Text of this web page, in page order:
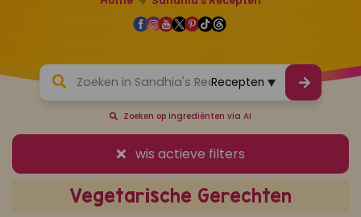
Producten
Mijn kookboek
Zomervakantie 2026
Koop ons bestseller kookboek
Zoeken op ingrediënten via AI
wis actieve filters
Vegetarische Gerechten